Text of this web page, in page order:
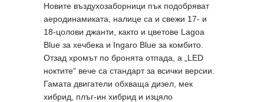
Новите въздухозаборници пък подобряват
аеродинамиката, налице са и свежи 17- и
18-цолови джанти, както и цветове Lagoa
Blue за хечбека и Ingaro Blue за комбито.
Отзад хромът по бронята отпада, а „LED
ноктите“ вече са стандарт за всички версии.
Гамата двигатели обхваща дизел, мек
хибрид, плъг-ин хибрид и изцяло